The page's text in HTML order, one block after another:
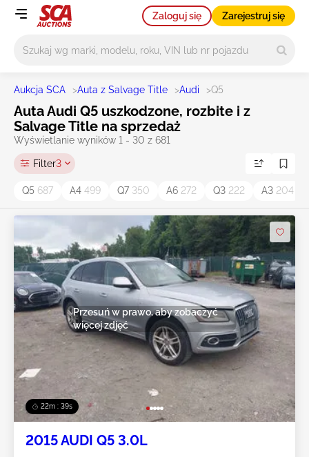
Zaloguj się Zarejestruj się
Aukcja SCA >Auta z Salvage Title >Audi >Q5
Auta Audi Q5 uszkodzone, rozbite i z
Salvage Title na sprzedaż
Wyświetlanie wyników 1 - 30 z 681
Filter3
Q5 687 A4 499 Q7 350 A6 272 Q3 222 A3 204
22m : 36s
Przesuń w prawo, aby zobaczyć
więcej zdjęć
2015 AUDI Q5 3.0L